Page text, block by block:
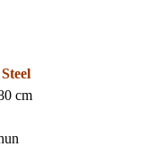
cm